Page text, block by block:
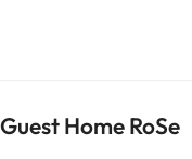
Home RoSe